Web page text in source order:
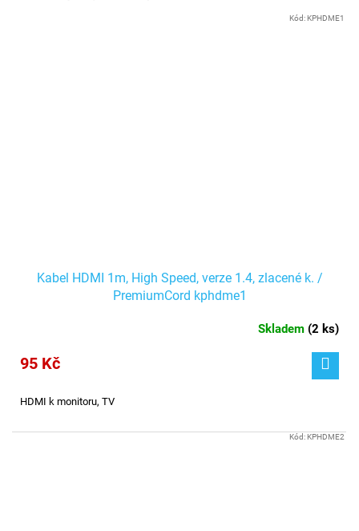
Kabel HDMI 1m, High Speed, verze 1.4, zlacené k. /
PremiumCord kphdme1
Skladem (2 ks)
95 Kč
HDMI k monitoru, TV
Kód:KPHDME1
Kód:KPHDME2